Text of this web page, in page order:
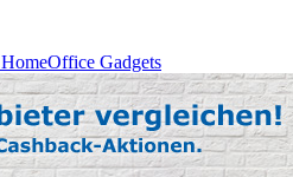
HomeOffice Gadgets